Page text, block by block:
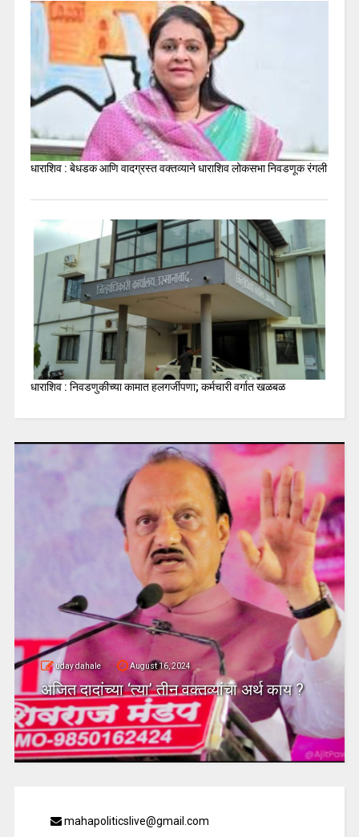
धाराशिव : बेधडक आणि वादग्रस्त वक्तव्याने धाराशिव लोकसभा निवडणूक रंगली
धाराशिव : निवडणुकीच्या कामात हलगर्जीपणा; कर्मचारी वर्गात खळबळ
uday dahale August 16, 2024
अजित दादांच्या ‘त्या’ तीन वक्तव्यांचा अर्थ काय ?
mahapoliticslive@gmail.com